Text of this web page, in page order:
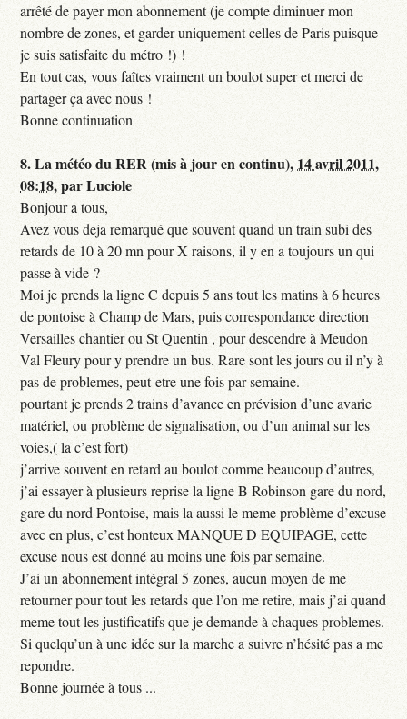
arrêté de payer mon abonnement (je compte diminuer mon
nombre de zones, et garder uniquement celles de Paris puisque
je suis satisfaite du métro !) !
En tout cas, vous faîtes vraiment un boulot super et merci de
partager ça avec nous !
Bonne continuation
8.La météo du RER (mis à jour en continu), 14 avril 2011,
08:18,parLuciole
Bonjour a tous,
Avez vous deja remarqué que souvent quand un train subi des
retards de 10 à 20 mn pour X raisons, il y en a toujours un qui
passe à vide ?
Moi je prends la ligne C depuis 5 ans tout les matins à 6 heures
de pontoise à Champ de Mars, puis correspondance direction
Versailles chantier ou St Quentin , pour descendre à Meudon
Val Fleury pour y prendre un bus. Rare sont les jours ou il n’y à
pas de problemes, peut-etre une fois par semaine.
pourtant je prends 2 trains d’avance en prévision d’une avarie
matériel, ou problème de signalisation, ou d’un animal sur les
voies,( la c’est fort)
j’arrive souvent en retard au boulot comme beaucoup d’autres,
j’ai essayer à plusieurs reprise la ligne B Robinson gare du nord,
gare du nord Pontoise, mais la aussi le meme problème d’excuse
avec en plus, c’est honteux MANQUE D EQUIPAGE, cette
excuse nous est donné au moins une fois par semaine.
J’ai un abonnement intégral 5 zones, aucun moyen de me
retourner pour tout les retards que l’on me retire, mais j’ai quand
meme tout les justificatifs que je demande à chaques problemes.
Si quelqu’un à une idée sur la marche a suivre n’hésité pas a me
repondre.
Bonne journée à tous ...